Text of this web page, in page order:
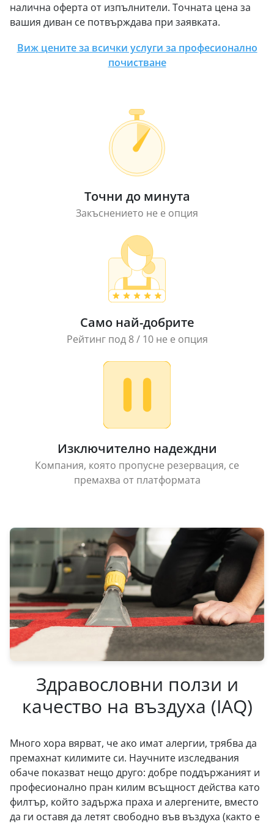
налична оферта от изпълнители. Точната цена за
вашия диван се потвърждава при заявката.
Виж цените за всички услуги за професионално
почистване
Точни до минута
Закъснението не е опция
Само най-добрите
Рейтинг под 8 / 10 не е опция
Изключително надеждни
Компания, която пропусне резервация, се
премахва от платформата
Здравословни ползи и
качество на въздуха (IAQ)
Много хора вярват, че ако имат алергии, трябва да
премахнат килимите си. Научните изследвания
обаче показват нещо друго: добре поддържаният и
професионално пран килим всъщност действа като
филтър, който задържа праха и алергените, вместо
да ги оставя да летят свободно във въздуха (както е